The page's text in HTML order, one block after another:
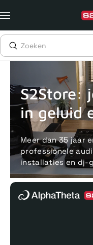
naar
content
Voor 15uur besteld,
S2Store:
in geluid
Meer dan 35 jaar
professionele
installaties en dj-